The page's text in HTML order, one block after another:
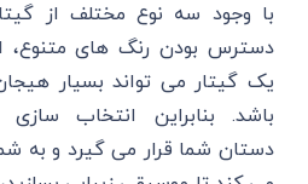
با وجود سه نوع مختلف از
دسترس بودن رنگ های متنوع،
یک گیتار می تواند بسیار
باشد. بنابراین انتخاب
دستان شما قرار می گیرد و به